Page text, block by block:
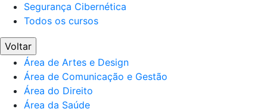
Segurança Cibernética
Todos os cursos
Voltar
Área de Artes e Design
Área de Comunicação e Gestão
Área do Direito
Área da Saúde